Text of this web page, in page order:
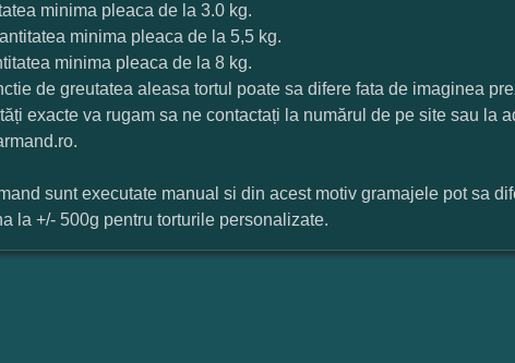
minima pleaca de la 3.0 kg.
minima pleaca de la 5,5 kg.
minima pleaca de la 8 kg.
de greutatea aleasa tortul poate sa difere fata de imaginea
exacte va rugam sa ne contactați la numărul de pe site sau la
sunt executate manual si din acest motiv gramajele pot sa
la +/- 500g pentru torturile personalizate.